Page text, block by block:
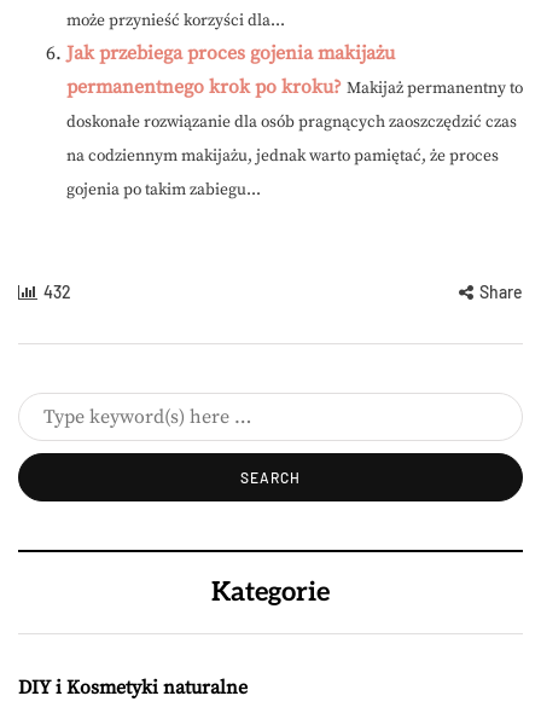
może przynieść korzyści dla...
Jak przebiega proces gojenia makijażu
permanentnego krok po kroku? Makijaż permanentny to
doskonałe rozwiązanie dla osób pragnących zaoszczędzić czas
na codziennym makijażu, jednak warto pamiętać, że proces
gojenia po takim zabiegu...
432 Share
Kategorie
DIY i Kosmetyki naturalne